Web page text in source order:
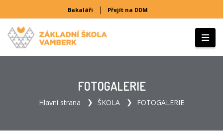
Bakaláři | Přejít na DDM
FOTOGALERIE
Hlavní strana ŠKOLA FOTOGALERIE